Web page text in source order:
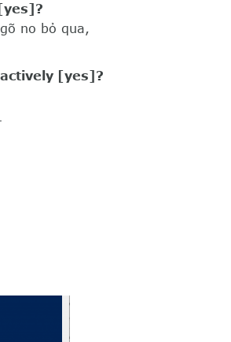
no bỏ qua,
[yes]?